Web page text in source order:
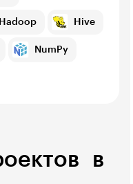
Hadoop Hive
NumPy
в